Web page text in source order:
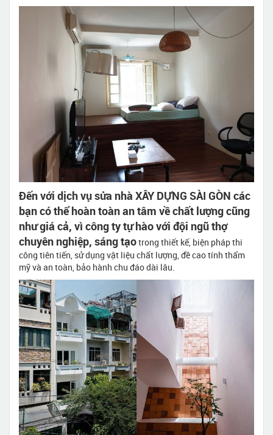
Đến với dịch vụ sửa nhà XÂY DỰNG SÀI GÒN các
bạn có thể hoàn toàn an tâm về chất lượng cũng
như giá cả, vì công ty tự hào với đội ngũ thợ
chuyên nghiệp, sáng tạotrong thiết kế, biện pháp thi
công tiên tiến, sử dụng vật liệu chất lượng, đề cao tính thẩm
mỹ và an toàn, bảo hành chu đáo dài lâu.